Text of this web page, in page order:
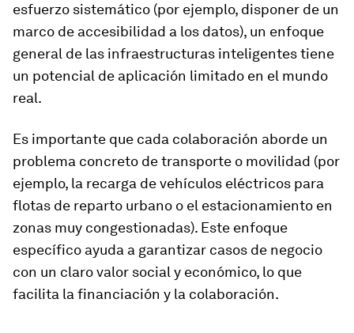
esfuerzo sistemático (por ejemplo, disponer de un
marco de accesibilidad a los datos), un enfoque
general de las infraestructuras inteligentes tiene
un potencial de aplicación limitado en el mundo
real.
Es importante que cada colaboración aborde un
problema concreto de transporte o movilidad (por
ejemplo, la recarga de vehículos eléctricos para
flotas de reparto urbano o el estacionamiento en
zonas muy congestionadas). Este enfoque
específico ayuda a garantizar casos de negocio
con un claro valor social y económico, lo que
facilita la financiación y la colaboración.